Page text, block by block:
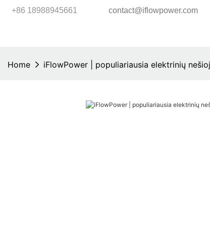
+86 18988945661 contact@iflowpower.com
Home iFlowPower | populiariausia elektrinių